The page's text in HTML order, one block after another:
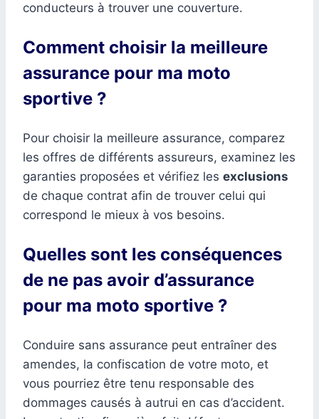
conducteurs à trouver une couverture.
Comment choisir la meilleure
assurance pour ma moto
sportive ?
Pour choisir la meilleure assurance, comparez
les offres de différents assureurs, examinez les
garanties proposées et vérifiez les exclusions
de chaque contrat afin de trouver celui qui
correspond le mieux à vos besoins.
Quelles sont les conséquences
de ne pas avoir d’assurance
pour ma moto sportive ?
Conduire sans assurance peut entraîner des
amendes, la confiscation de votre moto, et
vous pourriez être tenu responsable des
dommages causés à autrui en cas d’accident.